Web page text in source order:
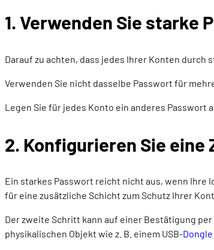
1. Verwenden Sie starke
Darauf zu achten, dass jedes Ihrer Konten
Verwenden Sie nicht dasselbe Passwort für
Legen Sie für jedes Konto ein anderes Passwort
2. Konfigurieren Sie
Ein starkes Passwort reicht nicht aus, wenn
für eine zusätzliche Schicht zum Schutz Ihrer
Der zweite Schritt kann auf einer Bestätigung
physikalischen Objekt wie z. B. einem USB-Dongle